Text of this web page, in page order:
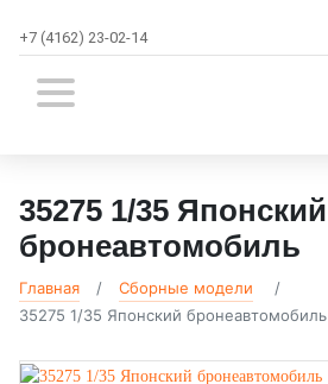
+7 (4162) 23-02-14
35275 1/35 Японский
бронеавтомобиль
Главная
Сборные модели
35275 1/35 Японский бронеавтомобиль